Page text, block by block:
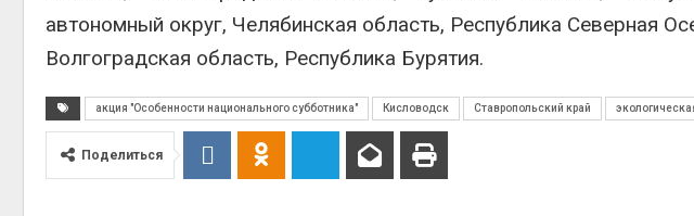
автономный округ, Челябинская область, Республика Северная
Волгоградская область, Республика Бурятия.
акция "Особенности национального субботника" Кисловодск Ставропольский край
Поделиться